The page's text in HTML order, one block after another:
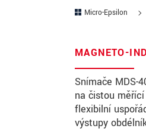
Micro-Epsilon
MAGNETO-
Snímače MDS-
na čistou
flexibilní
výstupy
Mesto*
Krajina*
Telefon
E-Mail*